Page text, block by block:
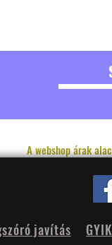
A webshop árak
javítás GYIK